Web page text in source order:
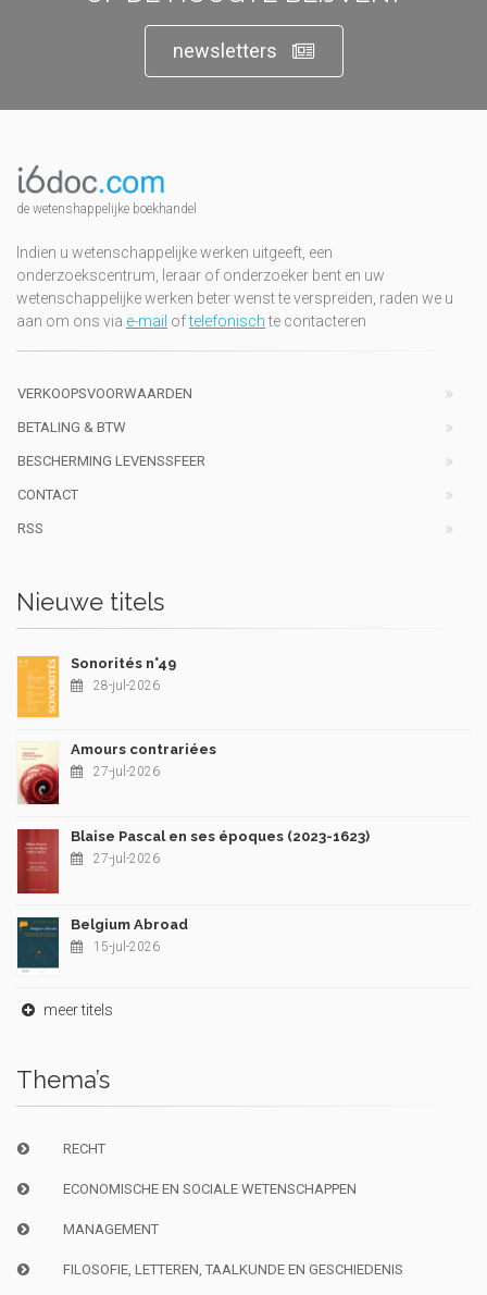
newsletters
de wetenshappelijke boekhandel
Indien u wetenschappelijke werken uitgeeft, een
onderzoekscentrum, leraar of onderzoeker bent en uw
wetenschappelijke werken beter wenst te verspreiden, raden we u
aan om ons via e-mail oftelefonischte contacteren
VERKOOPSVOORWAARDEN
BETALING & BTW
BESCHERMING LEVENSSFEER
CONTACT
RSS
Nieuwe titels
Sonorités n°49
28-jul-2026
Amours contrariées
27-jul-2026
Blaise Pascal en ses époques (2023-1623)
27-jul-2026
Belgium Abroad
15-jul-2026
meer titels
Thema’s
RECHT
ECONOMISCHE EN SOCIALE WETENSCHAPPEN
MANAGEMENT
FILOSOFIE, LETTEREN, TAALKUNDE EN GESCHIEDENIS